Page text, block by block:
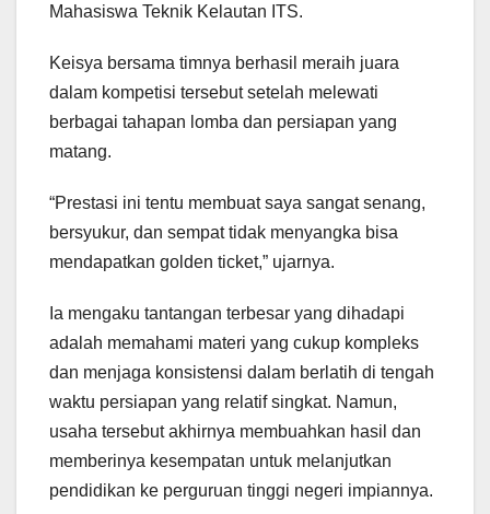
Mahasiswa Teknik Kelautan ITS.
Keisya bersama timnya berhasil meraih juara
dalam kompetisi tersebut setelah melewati
berbagai tahapan lomba dan persiapan yang
matang.
“Prestasi ini tentu membuat saya sangat senang,
bersyukur, dan sempat tidak menyangka bisa
mendapatkan golden ticket,” ujarnya.
Ia mengaku tantangan terbesar yang dihadapi
adalah memahami materi yang cukup kompleks
dan menjaga konsistensi dalam berlatih di tengah
waktu persiapan yang relatif singkat. Namun,
usaha tersebut akhirnya membuahkan hasil dan
memberinya kesempatan untuk melanjutkan
pendidikan ke perguruan tinggi negeri impiannya.